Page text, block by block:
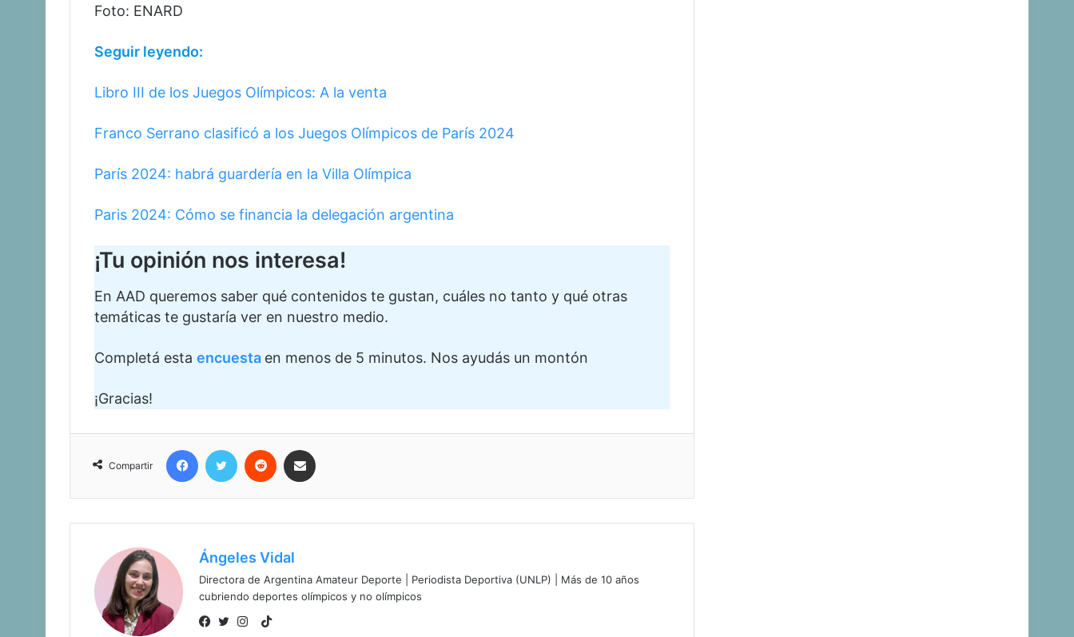
Foto: ENARD
Seguir leyendo:
Libro III de los Juegos Olímpicos: A la venta
Franco Serrano clasificó a los Juegos Olímpicos de París 2024
París 2024: habrá guardería en la Villa Olímpica
Paris 2024: Cómo se financia la delegación argentina
¡Tu opinión nos interesa!
En AAD queremos saber qué contenidos te gustan, cuáles no tanto y qué otras
temáticas te gustaría ver en nuestro medio.
Completá esta encuesta en menos de 5 minutos. Nos ayudás un montón
¡Gracias!
Compartir
Facebook
Twitter Reddit
Ángeles Vidal
Directora de Argentina Amateur Deporte | Periodista Deportiva (UNLP) | Más de 10 años
cubriendo deportes olímpicos y no olímpicos
TikTok